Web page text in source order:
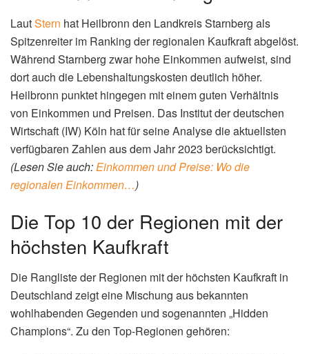
LautStern hat Heilbronn den Landkreis Starnberg als
Spitzenreiter im Ranking der regionalen Kaufkraft abgelöst.
Während Starnberg zwar hohe Einkommen aufweist, sind
dort auch die Lebenshaltungskosten deutlich höher.
Heilbronn punktet hingegen mit einem guten Verhältnis
von Einkommen und Preisen. Das Institut der deutschen
Wirtschaft (IW) Köln hat für seine Analyse die aktuellsten
verfügbaren Zahlen aus dem Jahr 2023 berücksichtigt.
(Lesen Sie auch:Einkommen und Preise: Wo die
regionalen Einkommen…)
Die Top 10 der Regionen mit der
höchsten Kaufkraft
Die Rangliste der Regionen mit der höchsten Kaufkraft in
Deutschland zeigt eine Mischung aus bekannten
wohlhabenden Gegenden und sogenannten „Hidden
Champions“. Zu den Top-Regionen gehören: